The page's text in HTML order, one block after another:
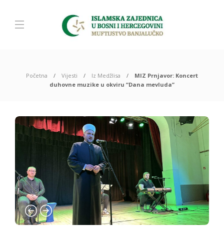
Početna Vijesti Iz Medžlisa
MIZ Prnjavor: Koncert
duhovne muzike u okviru “Dana mevluda”